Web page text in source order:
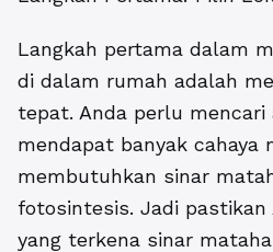
Langkah pertama dalam
di dalam rumah adalah
tepat. Anda perlu mencari
mendapat banyak cahaya
membutuhkan sinar
fotosintesis. Jadi pastikan
yang terkena sinar